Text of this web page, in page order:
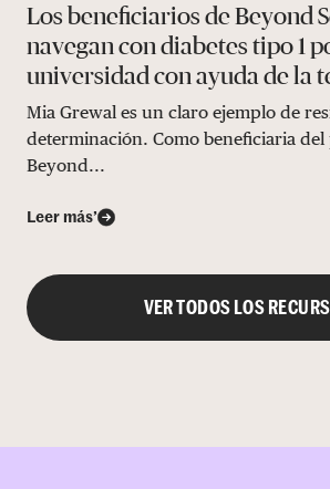
Los beneficiarios de Beyond
navegan con diabetes tipo 1
universidad con ayuda de la
Mia Grewal es un claro ejemplo de
determinación. Como beneficiaria
Beyond...
Leer más’
VER TODOS LOS